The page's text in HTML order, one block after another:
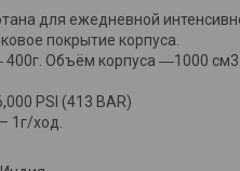
для ежедневной
покрытие корпуса.
Объём корпуса ―1000 см3.
PSI (413 BAR)
1г/ход.